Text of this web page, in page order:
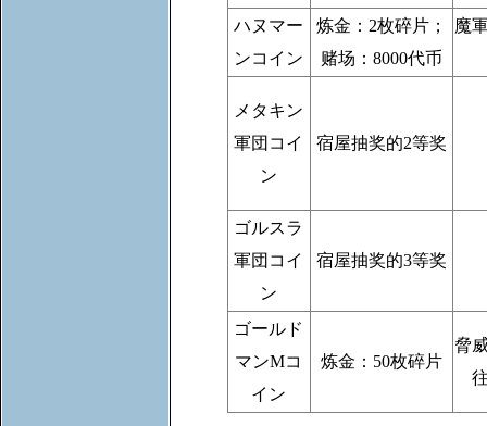
ハヌマー
ンコイン
炼金：2枚碎片；
赌场：8000代币
魔
メタキン
軍団コイ
ン
宿屋抽奖的2等奖
ゴルスラ
軍団コイ
ン
宿屋抽奖的3等奖
ゴールド
マンMコ
イン
炼金：50枚碎片
脅